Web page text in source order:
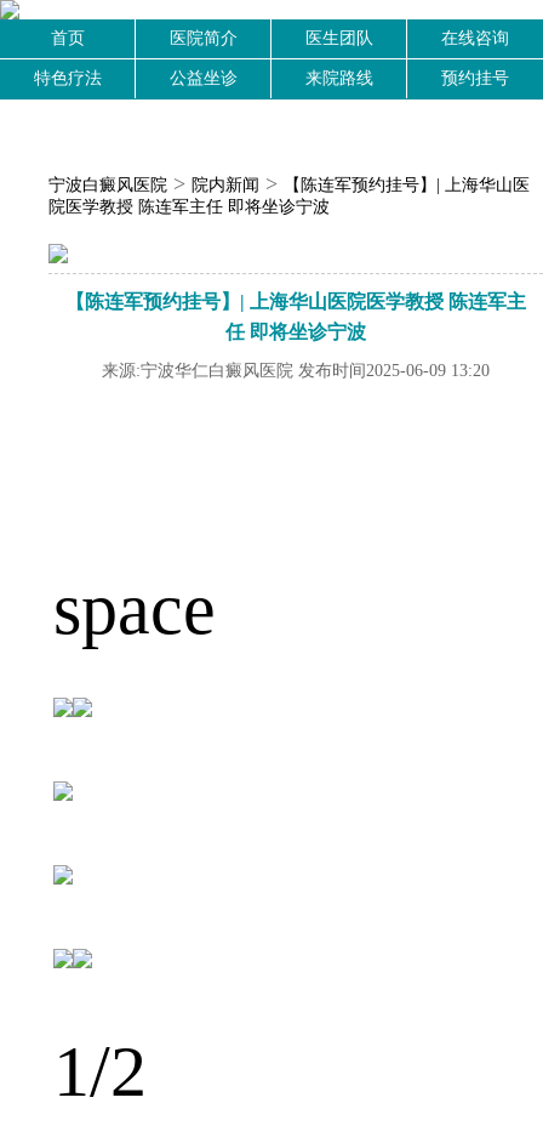
首页 医院简介 医生团队 在线咨询
特色疗法 公益坐诊 来院路线 预约挂号
宁波白癜风医院 > 院内新闻 >
【陈连军预约挂号】| 上海华山医
院医学教授 陈连军主任 即将坐诊宁波
【陈连军预约挂号】| 上海华山医院医学教授 陈连军主
任 即将坐诊宁波
来源:宁波华仁白癜风医院 发布时间2025-06-09 13:20
space
1/2